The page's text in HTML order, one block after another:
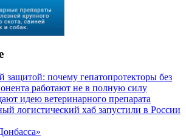
защитой: почему гепатопротекторы без
работают не в полную силу
идею ветеринарного препарата
логистический хаб запустили в России